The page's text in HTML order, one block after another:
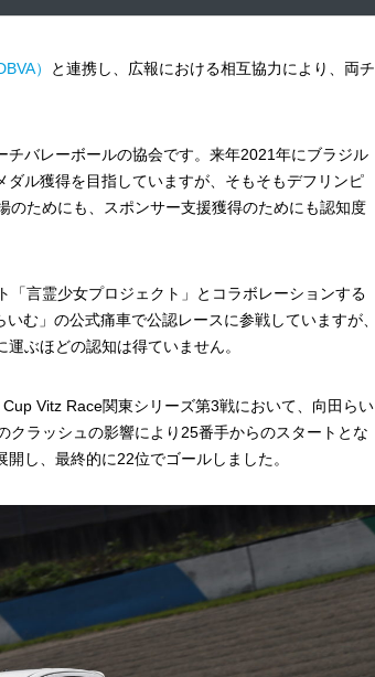
）
と連携し、広報における相互協力により、両チ
チバレーボールの協会です。来年2021年にブラジル
ル獲得を目指していますが、そもそもデフリンピ
のためにも、スポンサー支援獲得のためにも認知度
言霊少女プロジェクト」とコラボレーションする
む」の公式痛車で公認レースに参戦していますが、
ぶほどの認知は得ていません。
Vitz Race関東シリーズ第3戦において、向田らい
クラッシュの影響により25番手からのスタートとな
し、最終的に22位でゴールしました。